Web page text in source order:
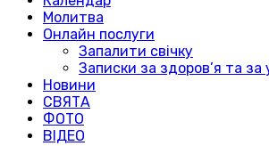
Молитва
Онлайн послуги
Запалити свічку
Записки за здоров’я та за
Новини
СВЯТА
ФОТО
ВІДЕО